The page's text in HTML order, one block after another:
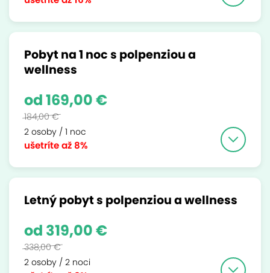
Pobyt na 1 noc s polpenziou a
wellness
ušetríteaž 8%
od 169,00 €
184,00 €
2 osoby / 1 noc
Letný pobyt s polpenziou a wellness
od 319,00 €
338,00 €
2 osoby / 2 noci